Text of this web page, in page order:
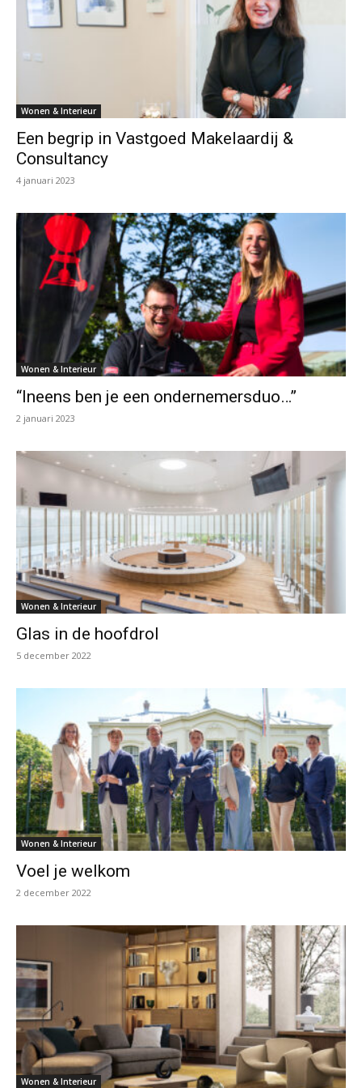
Wonen & Interieur
Een begrip in Vastgoed Makelaardij &
Consultancy
4 januari 2023
Wonen & Interieur
“Ineens ben je een ondernemersduo…”
2 januari 2023
Wonen & Interieur
Glas in de hoofdrol
5 december 2022
Wonen & Interieur
Voel je welkom
2 december 2022
Wonen & Interieur